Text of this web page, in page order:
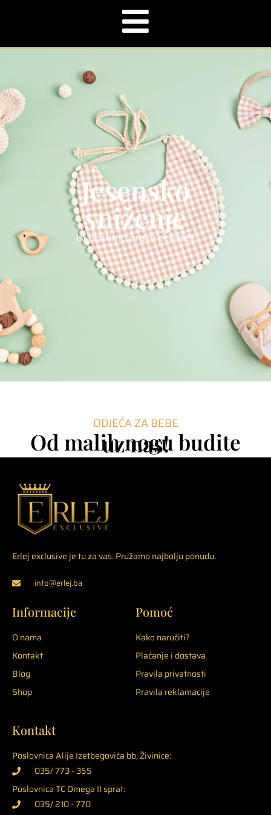
Jesensko
sniženje
Iskoristimo pravu priliku!!!
ODJEĆA ZA BEBE
Od malih nogu budite
uz nas!
Erlej exclusive je tu za vas. Pružamo najbolju ponudu.
info@erlej.ba
Informacije
O nama
Kontakt
Blog
Shop
Pomoć
Kako naručiti?
Plaćanje i dostava
Pravila privatnosti
Pravila reklamacije
Kontakt
Poslovnica Alije Izetbegovića bb, Živinice:
035/ 773 - 355
Poslovnica TC Omega II sprat:
035/ 210 - 770